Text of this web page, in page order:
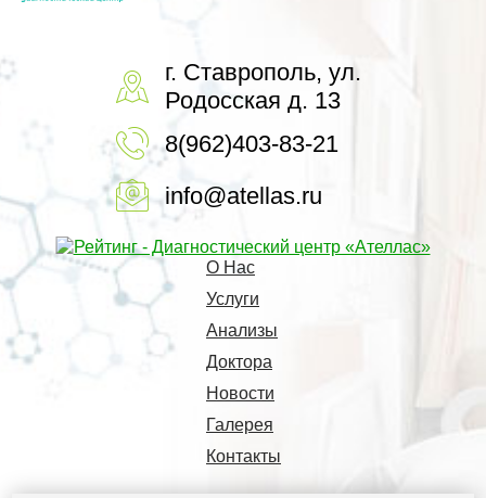
г. Ставрополь, ул.
Родосская д. 13
8(962)403-83-21
info@atellas.ru
О Нас
Услуги
Анализы
Доктора
Новости
Галерея
Контакты